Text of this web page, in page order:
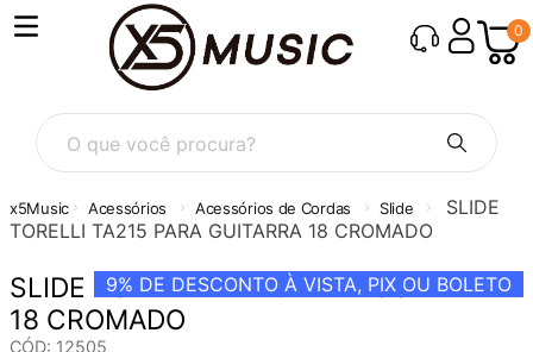
0
O que você procura?
Acessórios Acessórios de Cordas Slide
SLIDE
TORELLI TA215 PARA GUITARRA 18 CROMADO
9% DE DESCONTO À VISTA, PIX OU BOLETO
SLIDE TORELLI TA215 PARA GUITARRA
18 CROMADO
CÓD: 12505